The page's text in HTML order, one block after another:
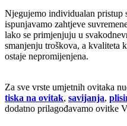
Njegujemo individualan pristup
ispunjavamo zahtjeve
lako se primjenjuju u
smanjenju troškova, a kvaliteta
ostaje nepromijenjena.
Za sve vrste umjetnih ovitaka
tiska na ovitak, savijanja,
dodatno prilagođavamo ovitke